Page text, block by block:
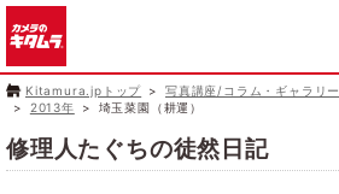
Kitamura.jpトップ 写真講座/コラム・ギャラリー
2013年
埼玉菜園（耕運）
修理人たぐちの徒然日記